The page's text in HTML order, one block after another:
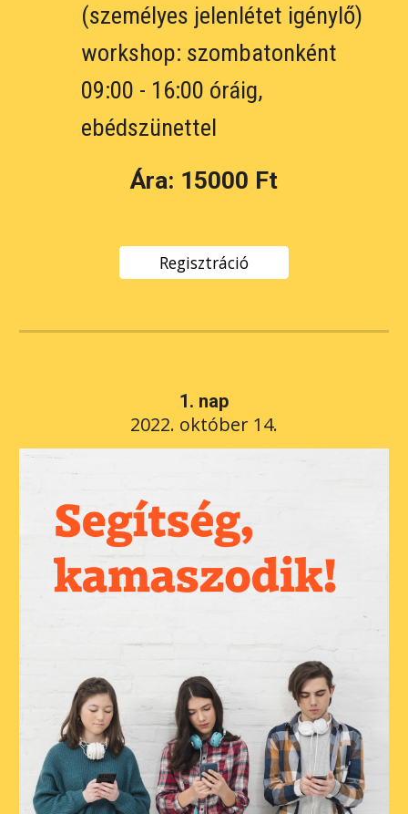
(személyes jelenlétet igénylő)
workshop: szombatonként
09:00 - 16:00 óráig,
ebédszünettel
Ára: 15000 Ft
Regisztráció
1. nap
2022. október 14.